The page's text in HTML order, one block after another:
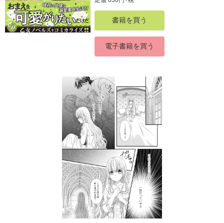
書籍を買う
電子書籍を買う